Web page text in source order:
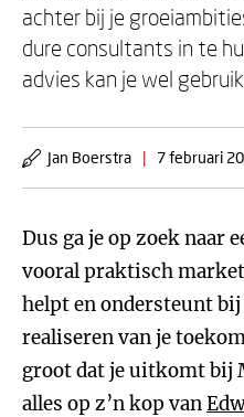
achter bij je
dure consultants in te
advies kan je wel
Jan Boerstra | 7 februari
Dus ga je op zoek naar
vooral praktisch
helpt en ondersteunt
realiseren van je
groot dat je uitkomt bij
alles op z’n kop van